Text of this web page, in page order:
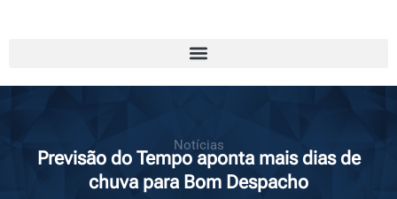
Notícias
Previsão do Tempo aponta mais dias de
chuva para Bom Despacho